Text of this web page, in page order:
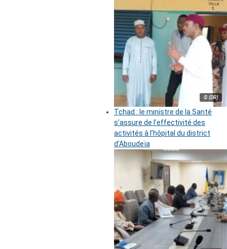
© (DR)
Tchad : le ministre de la Santé
s’assure de l’effectivité des
activités à l’hôpital du district
d’Aboudeïa